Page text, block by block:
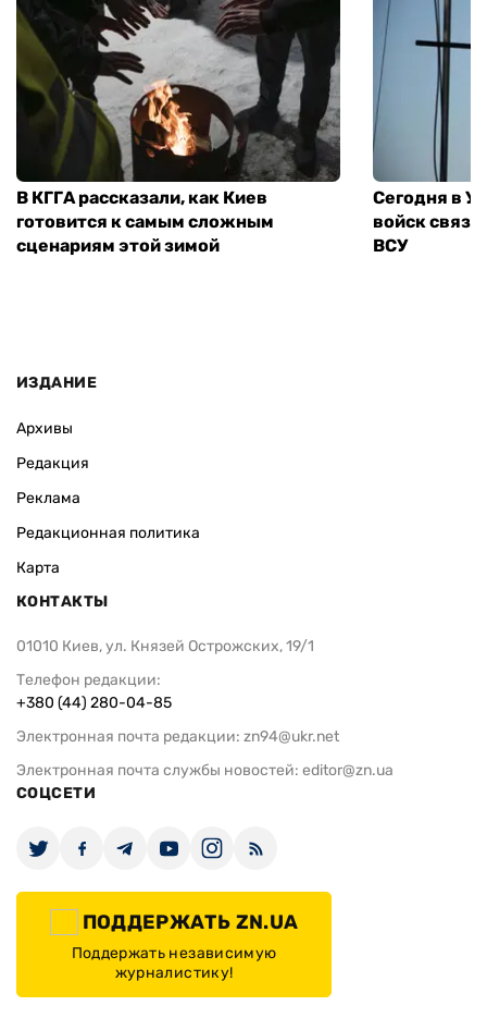
В КГГА рассказали, как Киев
готовится к самым сложным
сценариям этой зимой
Сегодня в
войск
ВСУ
ИЗДАНИЕ
Архивы
Редакция
Реклама
Редакционная политика
Карта
КОНТАКТЫ
01010 Киев, ул. Князей Острожских, 19/1
Телефон редакции:
+380 (44) 280-04-85
Электронная почта редакции: zn94@ukr.net
Электронная почта службы новостей: editor@zn.ua
СОЦСЕТИ
ПОДДЕРЖАТЬ ZN.UA
Поддержать независимую
журналистику!